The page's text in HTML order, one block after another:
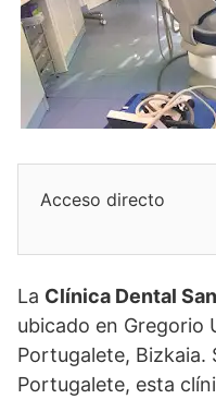
Acceso directo
La Clínica Dental
ubicado en Gregorio
Portugalete, Bizkaia.
Portugalete, esta